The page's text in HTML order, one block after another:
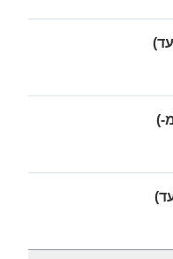
)